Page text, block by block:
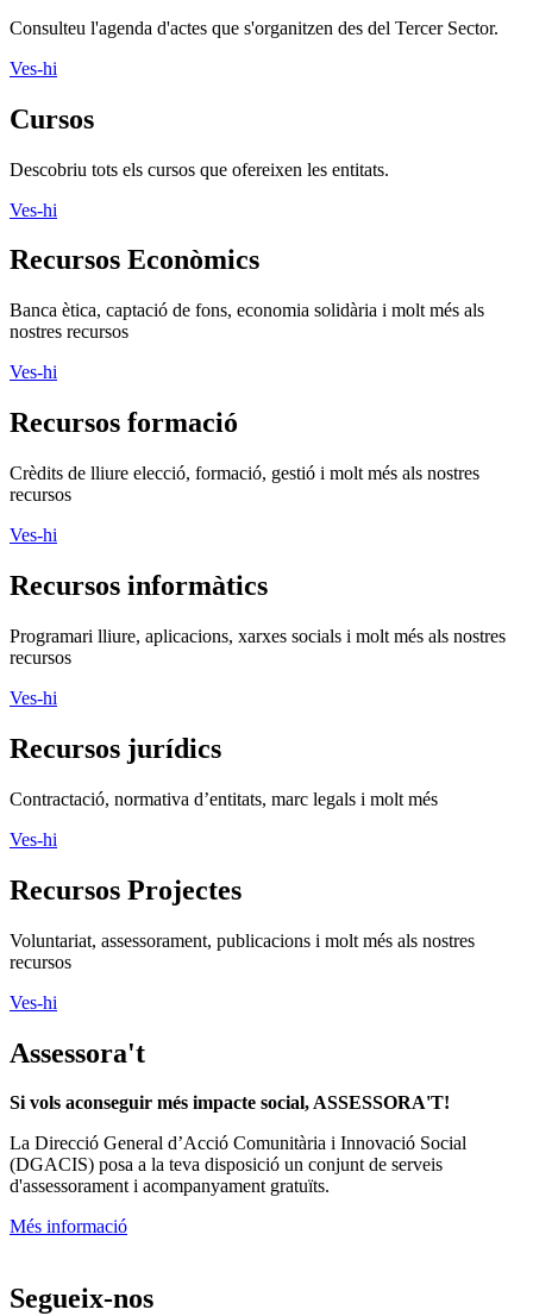
Consulteu l'agenda d'actes que s'organitzen des del Tercer Sector.
Ves-hi
Cursos
Descobriu tots els cursos que ofereixen les entitats.
Ves-hi
Recursos Econòmics
Banca ètica, captació de fons, economia solidària i molt més als
nostres recursos
Ves-hi
Recursos formació
Crèdits de lliure elecció, formació, gestió i molt més als nostres
recursos
Ves-hi
Recursos informàtics
Programari lliure, aplicacions, xarxes socials i molt més als nostres
recursos
Ves-hi
Recursos jurídics
Contractació, normativa d’entitats, marc legals i molt més
Ves-hi
Recursos Projectes
Voluntariat, assessorament, publicacions i molt més als nostres
recursos
Ves-hi
Assessora't
Si vols aconseguir més impacte social, ASSESSORA'T!
La Direcció General d’Acció Comunitària i Innovació Social
(DGACIS) posa a la teva disposició un conjunt de serveis
d'assessorament i acompanyament gratuïts.
Més informació
Segueix-nos